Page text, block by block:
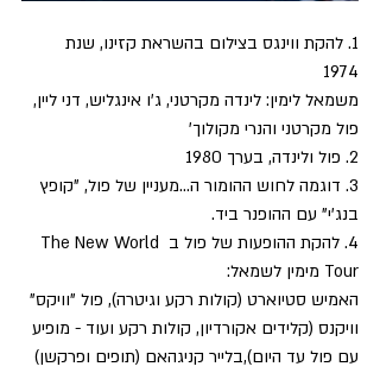
1. להקת ווינגס בצילום בהשראת קזינו, שנת
1974
משמאל לימין: לינדה מקרטני, ג'ו אינגליש, דני ליין,
פול מקרטני והנרי מקולוך'
2. פול ולינדה, בערך 1980
3. דוגמה לחוש ההומור ה...מעניין של פול, "קופץ
בנג'י" עם ההופנר ביד.
4. להקת ההופעות של פול ב The New World
Tour מימין לשמאל:
האמיש סטיוארט (קולות רקע וגיטרה), פול "וויקס"
וויקנס (קלידים אקורדיון, קולות רקע ועוד - מופיע
עם פול עד היום),בלייר קניגהאם (תופים ופרקשן)